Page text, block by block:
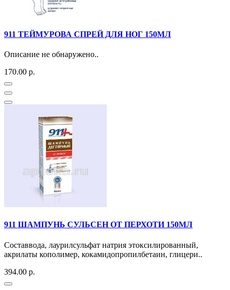
911 ТЕЙМУРОВА СПРЕЙ ДЛЯ НОГ 150МЛ
Описание не обнаружено..
170.00 р.
911 ШАМПУНЬ СУЛЬСЕН ОТ ПЕРХОТИ 150МЛ
Составвода, лаурилсульфат натрия этоксилированный,
акрилаты кополимер, кокамидопропилбетаин, глицери..
394.00 р.